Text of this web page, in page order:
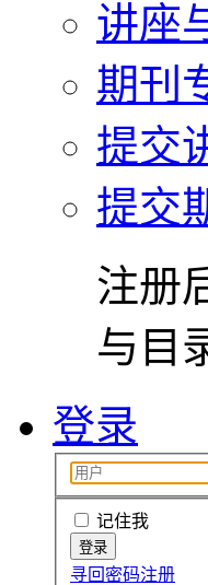
讲座
期刊
提交
提交
注册
与目
登录
记住我
寻回密码注册